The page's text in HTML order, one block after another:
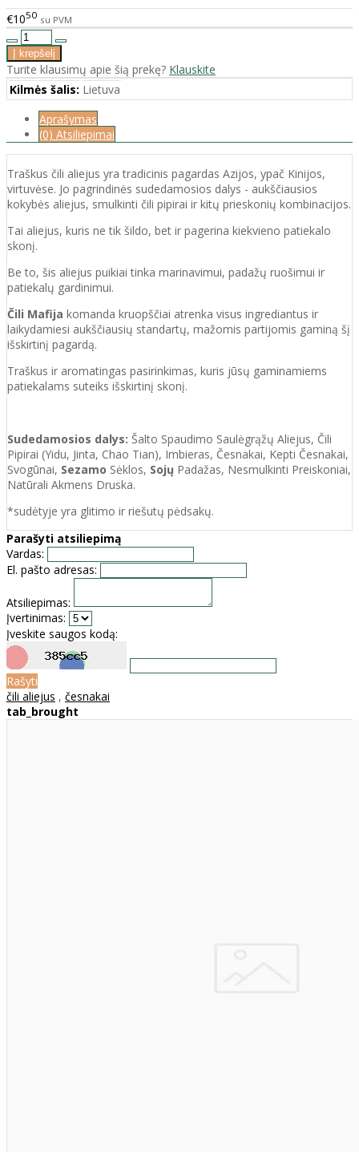
€1050 su PVM
Turite klausimų apie šią prekę? Klauskite
Kilmės šalis: Lietuva
Aprašymas
(0) Atsiliepimai
Traškus čili aliejus yra tradicinis pagardas Azijos, ypač Kinijos,
virtuvėse. Jo pagrindinės sudedamosios dalys - aukščiausios
kokybės aliejus, smulkinti čili pipirai ir kitų prieskonių kombinacijos.
Tai aliejus, kuris ne tik šildo, bet ir pagerina kiekvieno patiekalo
skonį.
Be to, šis aliejus puikiai tinka marinavimui, padažų ruošimui ir
patiekalų gardinimui.
Čili Mafija komanda kruopščiai atrenka visus ingrediantus ir
laikydamiesi aukščiausių standartų, mažomis partijomis gaminą šį
išskirtinį pagardą.
Traškus ir aromatingas pasirinkimas, kuris jūsų gaminamiems
patiekalams suteiks išskirtinį skonį.
Sudedamosios dalys: Šalto Spaudimo Saulėgrąžų Aliejus, Čili
Pipirai (Yidu, Jinta, Chao Tian), Imbieras, Česnakai, Kepti Česnakai,
Svogūnai, Sezamo Sėklos, Sojų Padažas, Nesmulkinti Preiskoniai,
Natūrali Akmens Druska.
*sudėtyje yra glitimo ir riešutų pėdsakų.
Parašyti atsiliepimą
Vardas:
El. pašto adresas:
Atsiliepimas:
Įvertinimas:
Įveskite saugos kodą:
Rašyti
čili aliejus , česnakai
tab_brought